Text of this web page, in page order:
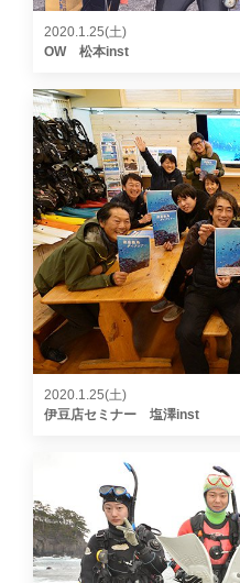
2020.1.25(土)
OW 松本inst
2020.1.25(土)
伊豆店セミナー 塩澤inst